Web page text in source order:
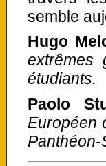
semble
Hugo
extrêmes
étudiants.
Paolo
Européen
Panthéon-